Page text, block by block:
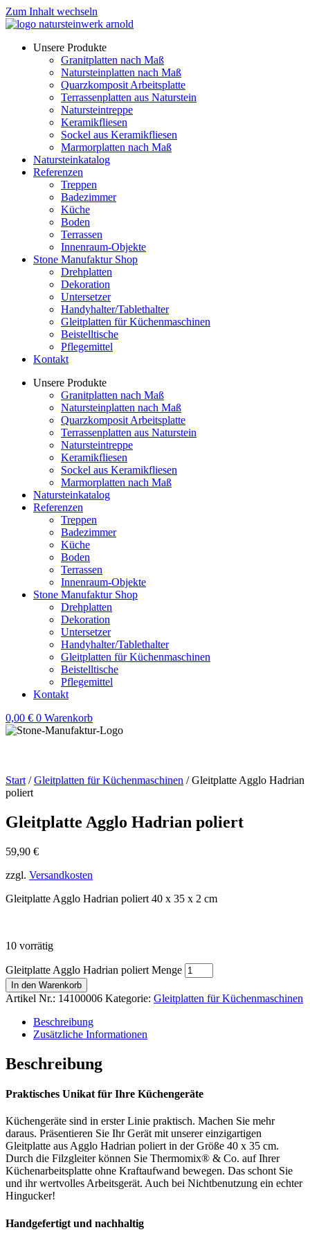
Zum Inhalt wechseln
Unsere Produkte
Granitplatten nach Maß
Natursteinplatten nach Maß
Quarzkomposit Arbeitsplatte
Terrassenplatten aus Naturstein
Natursteintreppe
Keramikfliesen
Sockel aus Keramikfliesen
Marmorplatten nach Maß
Natursteinkatalog
Referenzen
Treppen
Badezimmer
Küche
Boden
Terrassen
Innenraum-Objekte
Stone Manufaktur Shop
Drehplatten
Dekoration
Untersetzer
Handyhalter/Tablethalter
Gleitplatten für Küchenmaschinen
Beistelltische
Pflegemittel
Kontakt
Unsere Produkte
Granitplatten nach Maß
Natursteinplatten nach Maß
Quarzkomposit Arbeitsplatte
Terrassenplatten aus Naturstein
Natursteintreppe
Keramikfliesen
Sockel aus Keramikfliesen
Marmorplatten nach Maß
Natursteinkatalog
Referenzen
Treppen
Badezimmer
Küche
Boden
Terrassen
Innenraum-Objekte
Stone Manufaktur Shop
Drehplatten
Dekoration
Untersetzer
Handyhalter/Tablethalter
Gleitplatten für Küchenmaschinen
Beistelltische
Pflegemittel
Kontakt
0,00 € 0 Warenkorb
Start /Gleitplatten für Küchenmaschinen / Gleitplatte Agglo Hadrian
poliert
Gleitplatte Agglo Hadrian poliert
59,90 €
zzgl. Versandkosten
Gleitplatte Agglo Hadrian poliert 40 x 35 x 2 cm
10 vorrätig
Gleitplatte Agglo Hadrian poliert Menge
In den Warenkorb
Artikel Nr.: 14100006 Kategorie: Gleitplatten für Küchenmaschinen
Beschreibung
Zusätzliche Informationen
Beschreibung
Praktisches Unikat für Ihre Küchengeräte
Küchengeräte sind in erster Linie praktisch. Machen Sie mehr
daraus. Präsentieren Sie Ihr Gerät mit unserer einzigartigen
Gleitplatte aus Agglo Hadrian poliert in der Größe 40 x 35 cm.
Durch die Filzgleiter können Sie Thermomix® & Co. auf Ihrer
Küchenarbeitsplatte ohne Kraftaufwand bewegen. Das schont Sie
und ihr wertvolles Arbeitsgerät. Auch bei Nichtbenutzung ein echter
Hingucker!
Handgefertigt und nachhaltig